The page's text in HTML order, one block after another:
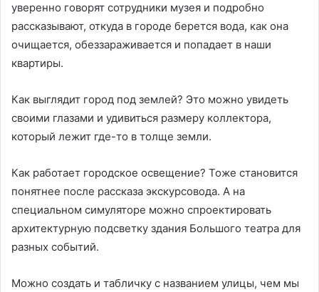
уверенно говорят сотрудники музея и подробно
рассказывают, откуда в городе берется вода, как она
очищается, обеззараживается и попадает в наши
квартиры.
Как выглядит город под землей? Это можно увидеть
своими глазами и удивиться размеру коллектора,
который лежит где-то в толще земли.
Как работает городское освещение? Тоже становится
понятнее после рассказа экскурсовода. А на
специальном симуляторе можно спроектировать
архитектурную подсветку здания Большого театра для
разных событий.
Можно создать и табличку с названием улицы, чем мы